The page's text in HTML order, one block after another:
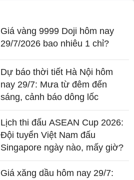
Giá vàng 9999 Doji hôm nay
29/7/2026 bao nhiêu 1 chỉ?
Dự báo thời tiết Hà Nội hôm
nay 29/7: Mưa từ đêm đến
sáng, cảnh báo dông lốc
Lịch thi đấu ASEAN Cup 2026:
Đội tuyển Việt Nam đấu
Singapore ngày nào, mấy giờ?
Giá xăng dầu hôm nay 29/7: